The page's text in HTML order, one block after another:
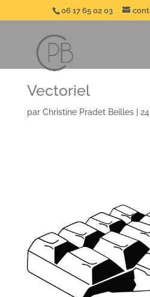
06 17 65 02 03
Vectoriel
par Christine Pradet Beilles|